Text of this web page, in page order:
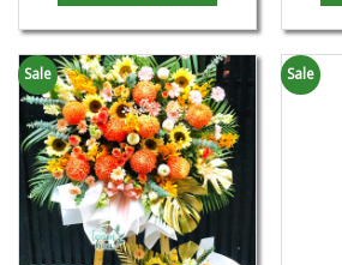
Sale Sale